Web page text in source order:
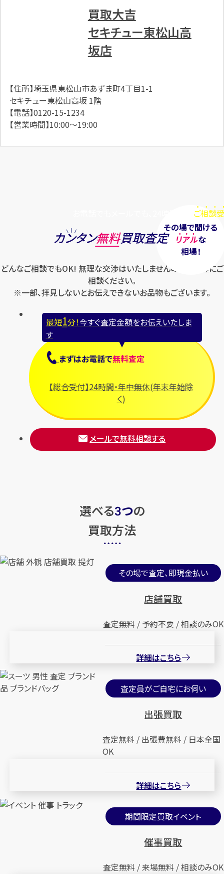
買取大吉
セキチュー東松山高
坂店
【住所】埼玉県東松山市あずま町4丁目1-1
セキチュー東松山高坂 1階
【電話】0120-15-1234
【営業時間】10:00～19:00
ご相談
その場で聞ける
リアルな
相場！
カンタン無料買取査定
どんなご相談でもOK! 無理な交渉はいたしませんのでお気軽にご
相談ください。
※一部、拝見しないとお伝えできないお品物もございます。
最短1分！今すぐ査定金額をお伝えいたしま
す
まずはお電話で無料査定
【総合受付】24時間・年中無休(年末年始除
く)
メールで無料相談する
選べる3つの
買取方法
その場で査定、即現金払い
店舗買取
査定無料 / 予約不要 / 相談のみOK
詳細はこちら
査定員がご自宅にお伺い
出張買取
査定無料 / 出張費無料 / 日本全国
OK
詳細はこちら
期間限定買取イベント
催事買取
査定無料 / 来場無料 / 相談のみOK